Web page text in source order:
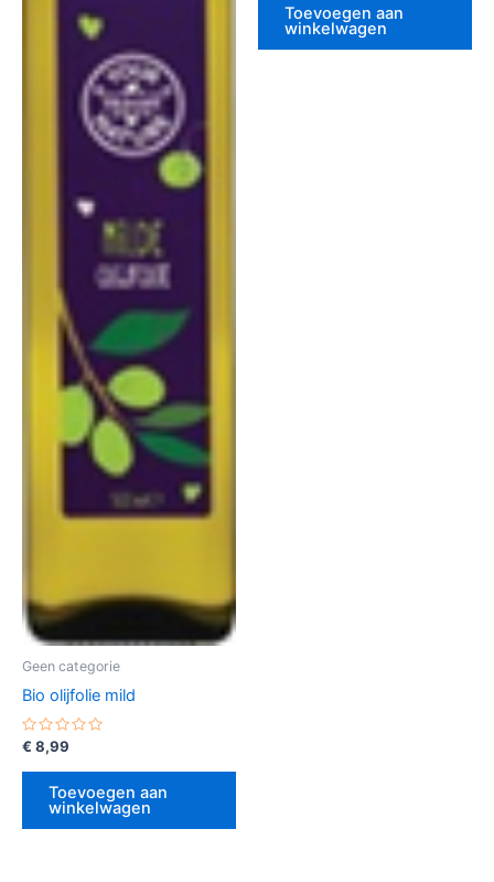
Geen categorie
Bio olijfolie mild
Gewaardeerd
uit
€ 8,99
Toevoegen aan
winkelwagen
Toevoegen aan
winkelwagen